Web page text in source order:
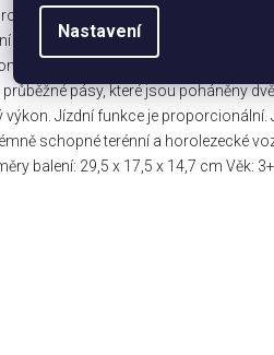
Nastavení
pásový traktor s plynule měnitelným
Jako špičkový RC model řízený
výkonu a designu, která slibuje
pásy, které jsou poháněny
Jízdní funkce je proporcionální.
schopné terénní a horolezecké
balení: 29,5 x 17,5 x 14,7 cm Věk: 3+